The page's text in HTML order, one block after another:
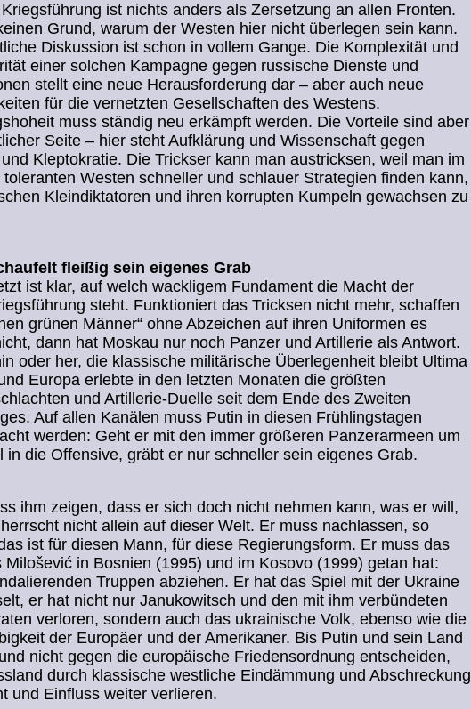
ist nichts anders als Zersetzung an allen Fronten.
Grund, warum der Westen hier nicht überlegen sein kann.
Diskussion ist schon in vollem Gange. Die Komplexität und
einer solchen Kampagne gegen russische Dienste und
stellt eine neue Herausforderung dar – aber auch neue
für die vernetzten Gesellschaften des Westens.
muss ständig neu erkämpft werden. Die Vorteile sind aber
Seite – hier steht Aufklärung und Wissenschaft gegen
Kleptokratie. Die Trickser kann man austricksen, weil man im
toleranten Westen schneller und schlauer Strategien finden kann,
Kleindiktatoren und ihren korrupten Kumpeln gewachsen zu
fleißig sein eigenes Grab
ist klar, auf welch wackligem Fundament die Macht der
steht. Funktioniert das Tricksen nicht mehr, schaffen
grünen Männer“ ohne Abzeichen auf ihren Uniformen es
dann hat Moskau nur noch Panzer und Artillerie als Antwort.
oder her, die klassische militärische Überlegenheit bleibt Ultima
Europa erlebte in den letzten Monaten die größten
und Artillerie-Duelle seit dem Ende des Zweiten
Auf allen Kanälen muss Putin in diesen Frühlingstagen
werden: Geht er mit den immer größeren Panzerarmeen um
in die Offensive, gräbt er nur schneller sein eigenes Grab.
ihm zeigen, dass er sich doch nicht nehmen kann, was er will,
nicht allein auf dieser Welt. Er muss nachlassen, so
ist für diesen Mann, für diese Regierungsform. Er muss das
Milošević in Bosnien (1995) und im Kosovo (1999) getan hat:
Truppen abziehen. Er hat das Spiel mit der Ukraine
er hat nicht nur Janukowitsch und den mit ihm verbündeten
verloren, sondern auch das ukrainische Volk, ebenso wie die
der Europäer und der Amerikaner. Bis Putin und sein Land
nicht gegen die europäische Friedensordnung entscheiden,
durch klassische westliche Eindämmung und Abschreckung
und Einfluss weiter verlieren.